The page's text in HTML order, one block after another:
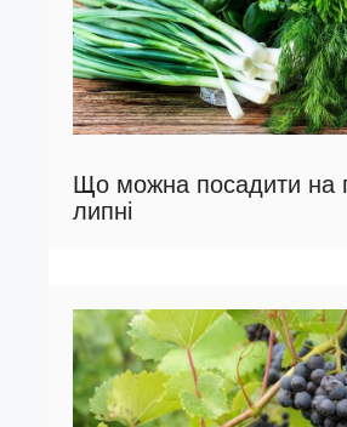
Що можна посадити на
липні